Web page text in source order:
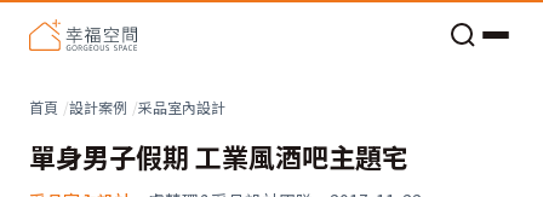
首頁 設計案例 采品室內設計
單身男子假期 工業風酒吧主題宅